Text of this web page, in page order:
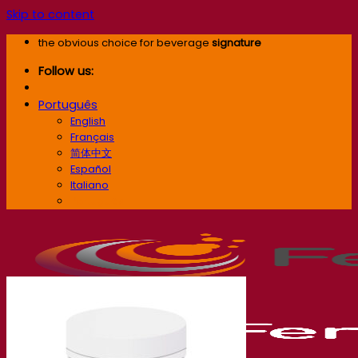
Skip to content
the obvious choice for beverage signature
Follow us:
Português
English
Français
简体中文
Español
Italiano